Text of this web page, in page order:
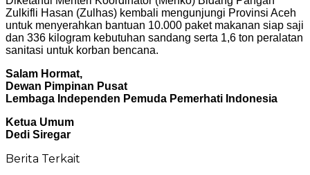
Zulkifli Hasan (Zulhas) kembali mengunjungi Provinsi Aceh
untuk menyerahkan bantuan 10.000 paket makanan siap saji
dan 336 kilogram kebutuhan sandang serta 1,6 ton peralatan
sanitasi untuk korban bencana.
Salam Hormat,
Dewan Pimpinan Pusat
Lembaga Independen Pemuda Pemerhati Indonesia
Ketua Umum
Dedi Siregar
Berita Terkait